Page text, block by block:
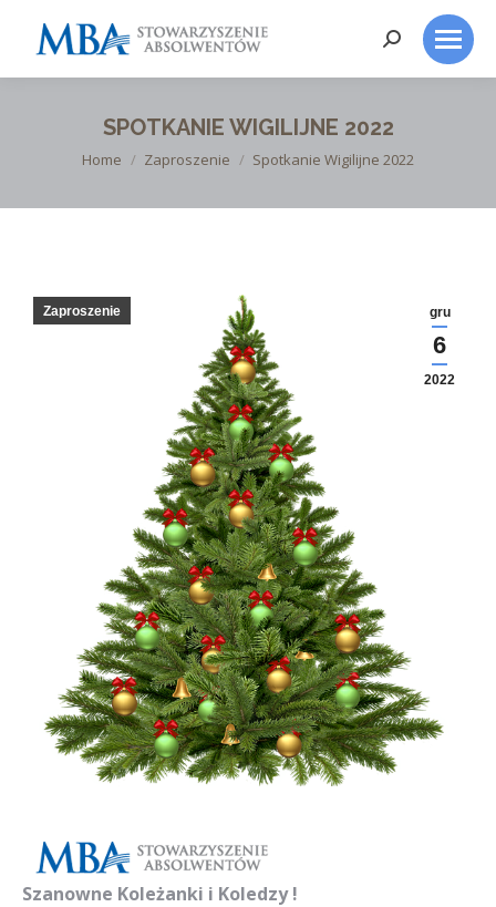
Search:
SPOTKANIE WIGILIJNE 2022
You are here:
Home Zaproszenie Spotkanie Wigilijne 2022
gru
6
2022
Zaproszenie
Szanowne Koleżanki i Koledzy !